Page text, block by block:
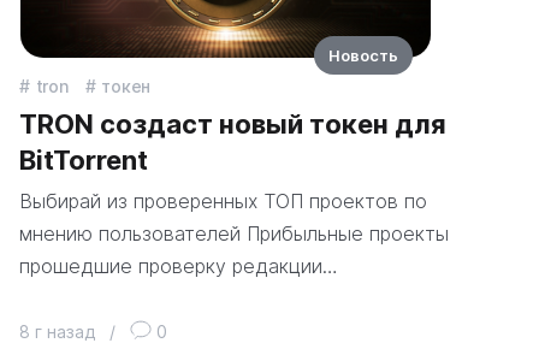
tron токен
TRON создаст новый токен для
BitTorrent
Выбирай из проверенных ТОП проектов по
мнению пользователей Прибыльные проекты
прошедшие проверку редакции…
8 г назад / 0
Новость